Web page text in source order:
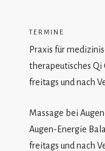
TERMINE
Praxis für
therapeutisches Qi
freitags und nach
Massage bei
Augen-Energie
freitags und nach